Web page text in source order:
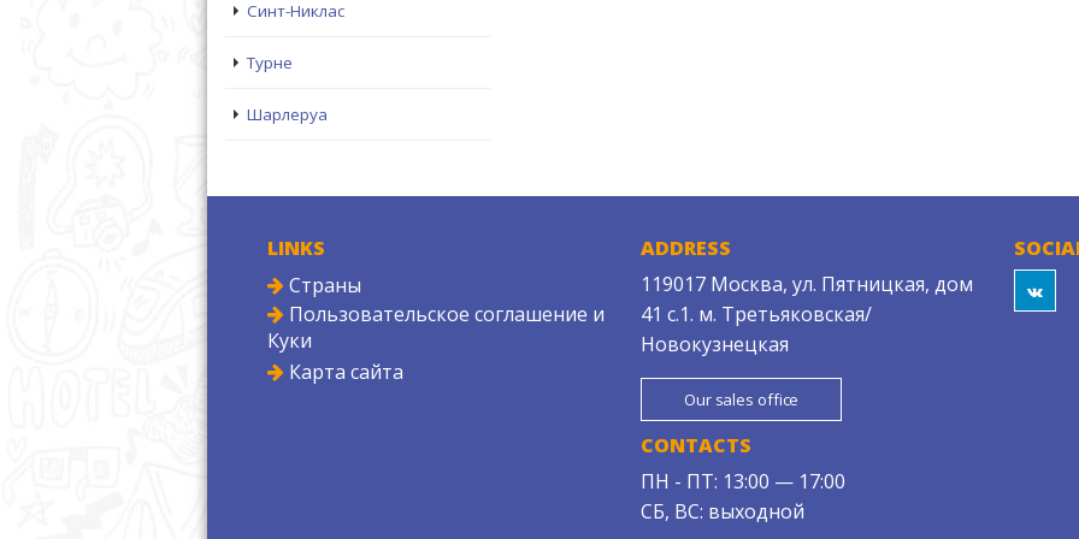
Синт-Никлас
Турне
Шарлеруа
LINKS
Страны
Пользовательское соглашение и
Куки
Карта сайта
ADDRESS
119017 Москва, ул. Пятницкая, дом
41 с.1. м. Третьяковская/
Новокузнецкая
Our sales office
CONTACTS
ПН - ПТ: 13:00 — 17:00
СБ, ВС: выходной